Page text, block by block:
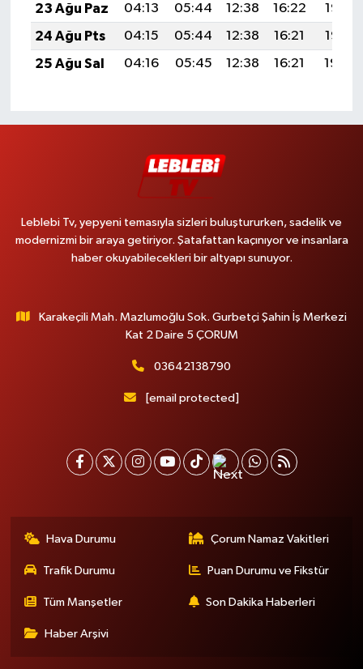
23 Ağu Paz
04:13 05:44 12:38 16:22
19:23
24 Ağu Pts
04:15 05:44 12:38 16:21
19:22
25 Ağu Sal
04:16 05:45 12:38 16:21 19:20
Leblebi Tv, yepyeni temasıyla sizleri buluştururken, sadelik ve
modernizmi bir araya getiriyor. Şatafattan kaçınıyor ve insanlara
haber okuyabilecekleri bir altyapı sunuyor.
Karakeçili Mah. Mazlumoğlu Sok. Gurbetçi Şahin İş Merkezi
Kat 2 Daire 5 ÇORUM
03642138790
[email protected]
Hava Durumu Çorum Namaz Vakitleri
Trafik Durumu Puan Durumu ve Fikstür
Tüm Manşetler Son Dakika Haberleri
Haber Arşivi